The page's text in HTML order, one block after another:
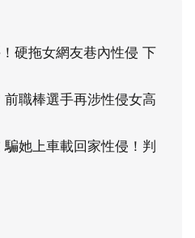
硬拖女網友巷內性侵 下
前職棒選手再涉性侵女高
她上車載回家性侵！判